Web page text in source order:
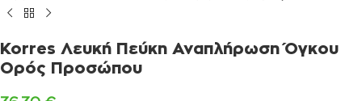
Korres Λευκή Πεύκη Αναπλήρωση Όγκου
Ορός Προσώπου